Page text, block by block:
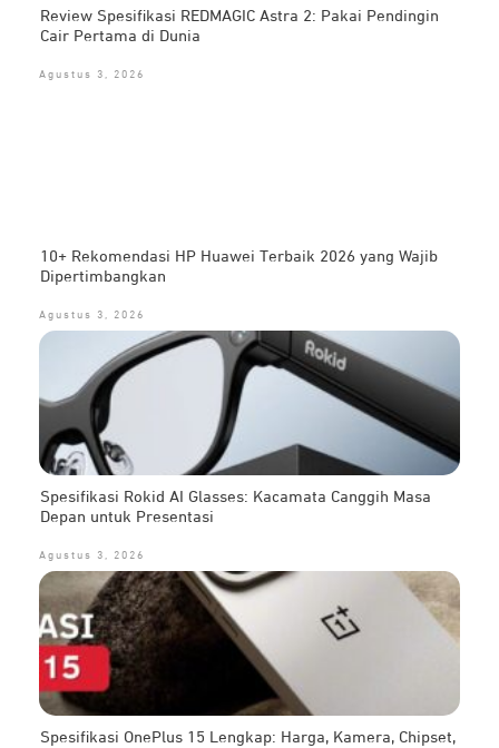
Review Spesifikasi REDMAGIC Astra 2: Pakai Pendingin
Cair Pertama di Dunia
Agustus 3, 2026
10+ Rekomendasi HP Huawei Terbaik 2026 yang Wajib
Dipertimbangkan
Agustus 3, 2026
Spesifikasi Rokid AI Glasses: Kacamata Canggih Masa
Depan untuk Presentasi
Agustus 3, 2026
Spesifikasi OnePlus 15 Lengkap: Harga, Kamera, Chipset,